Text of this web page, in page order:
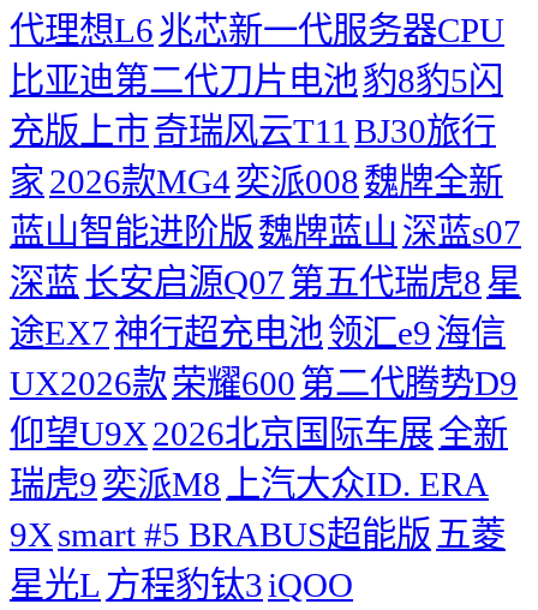
代理想L6兆芯新一代服务器CPU
比亚迪第二代刀片电池豹8豹5闪
充版上市奇瑞风云T11 BJ30旅行
家 2026款MG4奕派008魏牌全新
蓝山智能进阶版魏牌蓝山 深蓝s07
深蓝长安启源Q07第五代瑞虎8星
途EX7神行超充电池领汇e9海信
UX2026款荣耀600第二代腾势D9
仰望U9X2026北京国际车展全新
瑞虎9奕派M8 上汽大众ID. ERA
9Xsmart #5 BRABUS超能版 五菱
星光L 方程豹钛3iQOO